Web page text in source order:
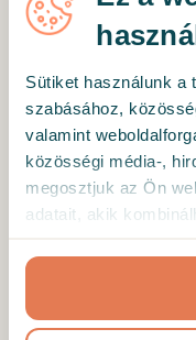
Sütiket használunk a
szabásához,
valamint
közösségi média-,
megosztjuk az Ön
adatait, akik
Ön által használt
A vélemény